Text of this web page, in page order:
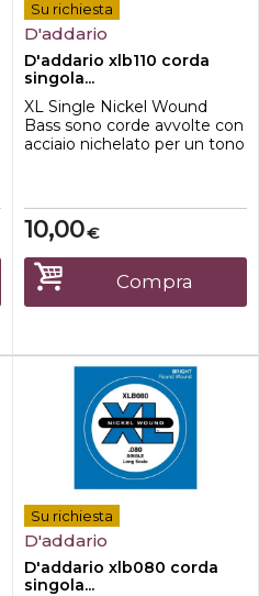
Su richiesta
D'addario
D'addario xlb110 corda
singola...
XL Single Nickel Wound
Bass sono corde avvolte con
acciaio nichelato per un tono
€
10,00
Compra
Su richiesta
D'addario
D'addario xlb080 corda
singola...